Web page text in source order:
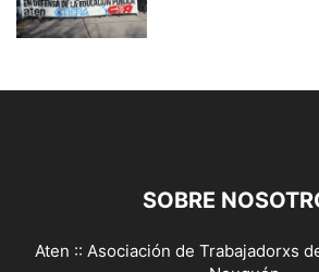
SOBRE
Aten :: Asociación de Trabajadorxs